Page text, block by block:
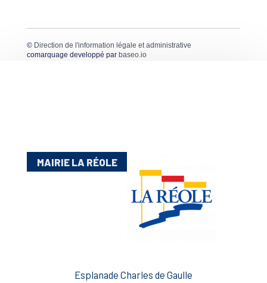
© Direction de l'information légale et administrative
comarquage developpé par baseo.io
MAIRIE LA RÉOLE
Esplanade Charles de Gaulle